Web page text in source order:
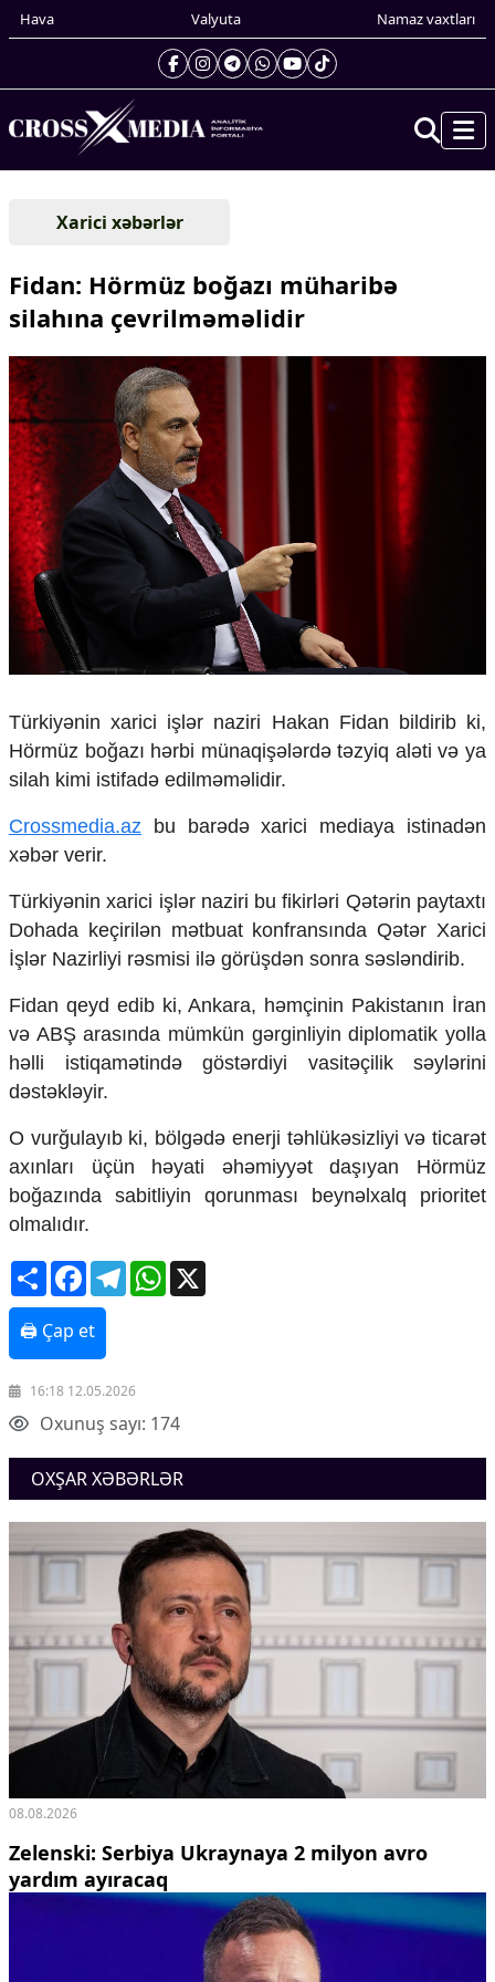
Hava Valyuta Namaz vaxtları
Gündəm
Xarici xəbərlər
Cənubi Qafqaz
Yaxın Şərq
Avropa
Amerika
Asiya
Afrika
Çarpaz baxış
Təhlil
Siyasi
Geosiyasi
İqtisadi
Sosioloji
Multimedia
Foto
Video
Podcast
Humanitar
Elm və təhsil
Mədəniyyət
Diaspor
Mədəniyyətimizin Zəfəri
Zəfər Diasporu
Səhiyyə
Ailə və uşaq
Turizm
İqtisadiyyat
İqtisadi xəbərlər
Energetika
Neft-qaz
Əmək və sosial siyasət
Kənd təsərrüfatı
Hərbi sənaye
Telekommunikasiya və nəqliyyat
COP29
Cəmiyyət
Crossmedia.az - 1 yaş
Siyasət
Məhkəmə və hüquq
Gənclər və İdman
Media və QHT
Hadisə
Sağlamlıq
Sosium
Mənəvi dəyərlər
Texnologiya
Mətbuat-150
Missiyamız
Xarici xəbərlər
Fidan: Hörmüz boğazı müharibə
silahına çevrilməməlidir
Türkiyənin xarici işlər naziri Hakan Fidan bildirib ki,
Hörmüz boğazı hərbi münaqişələrdə təzyiq aləti və ya
silah kimi istifadə edilməməlidir.
Crossmedia.az bu barədə xarici mediaya istinadən
xəbər verir.
Türkiyənin xarici işlər naziri bu fikirləri Qətərin paytaxtı
Dohаda keçirilən mətbuat konfransındaQətər Xarici
İşlər Nazirliyi rəsmisi ilə görüşdən sonra səsləndirib.
Fidan qeyd edib ki, Ankara, həmçinin Pakistanın İran
və ABŞ arasında mümkün gərginliyin diplomatik yolla
həlli istiqamətində göstərdiyi vasitəçilik səylərini
dəstəkləyir.
O vurğulayıb ki, bölgədə enerji təhlükəsizliyi və ticarət
axınları üçün həyati əhəmiyyət daşıyan Hörmüz
boğazında sabitliyin qorunması beynəlxalq prioritet
olmalıdır.
ShareFacebookTelegramWhatsApp
🖨 Çap et
16:18 12.05.2026
Oxunuş sayı: 174
OXŞAR XƏBƏRLƏR
08.08.2026
Zelenski: Serbiya Ukraynaya 2 milyon avro
yardım ayıracaq